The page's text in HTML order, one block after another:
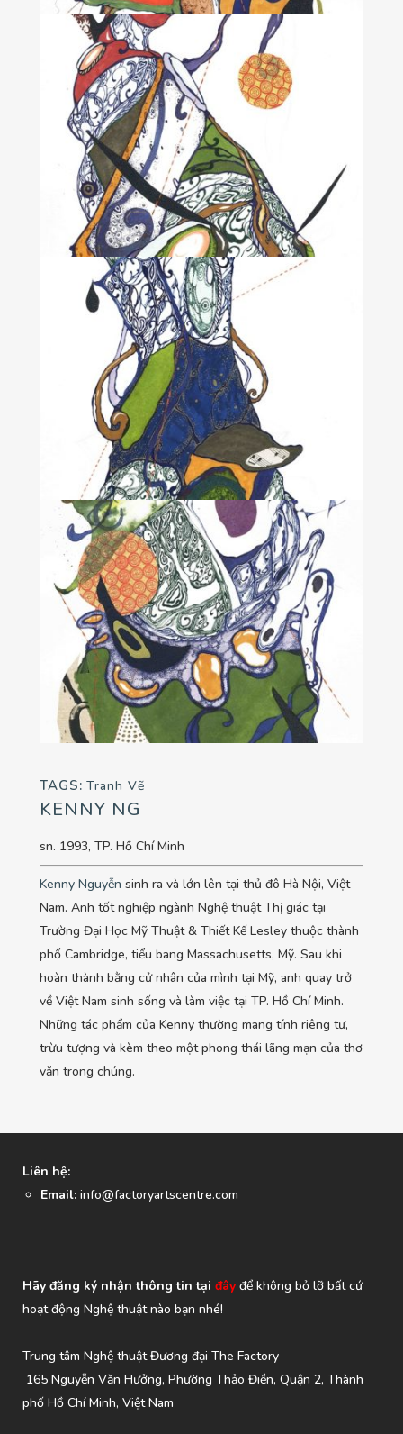
TAGS: Tranh Vẽ
KENNY NG
sn. 1993, TP. Hồ Chí Minh
Kenny Nguyễn sinh ra và lớn lên tại thủ đô Hà Nội, Việt
Nam. Anh tốt nghiệp ngành Nghệ thuật Thị giác tại
Trường Đại Học Mỹ Thuật & Thiết Kế Lesley thuộc thành
phố Cambridge, tiểu bang Massachusetts, Mỹ. Sau khi
hoàn thành bằng cử nhân của mình tại Mỹ, anh quay trở
về Việt Nam sinh sống và làm việc tại TP. Hồ Chí Minh.
Những tác phẩm của Kenny thường mang tính riêng tư,
trừu tượng và kèm theo một phong thái lãng mạn của thơ
văn trong chúng.
Liên hệ:
Email: info@factoryartscentre.com
Hãy đăng ký nhận thông tin tại đây để không bỏ lỡ bất cứ
hoạt động Nghệ thuật nào bạn nhé!
Trung tâm Nghệ thuật Đương đại The Factory
165 Nguyễn Văn Hưởng, Phường Thảo Điền, Quận 2, Thành
phố Hồ Chí Minh, Việt Nam